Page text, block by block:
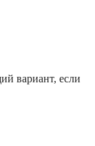
вариант, если